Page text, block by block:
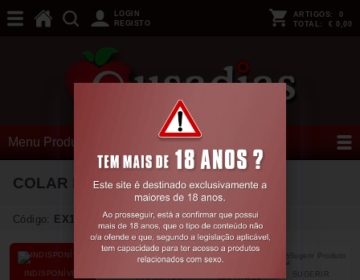
LOGIN
REGISTO
ARTIGOS: 0
TOTAL: € 0,00
Menu Produtos
COLAR PARA O CORPO CR-3998
Código: EX10763
INDISPONÍVEL SUGERIR
FAVORITOS